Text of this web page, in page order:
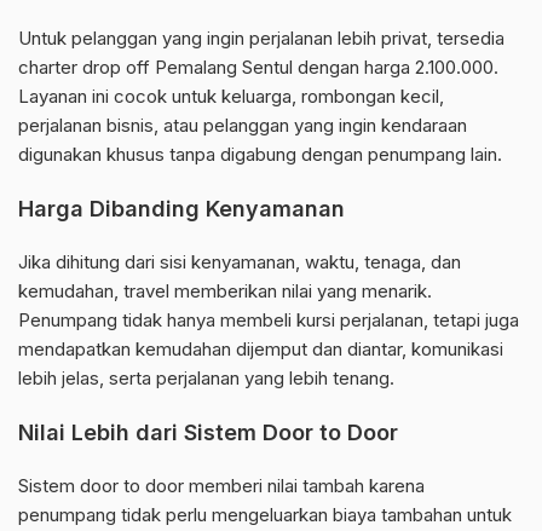
Untuk pelanggan yang ingin perjalanan lebih privat, tersedia
charter drop off Pemalang Sentul dengan harga 2.100.000.
Layanan ini cocok untuk keluarga, rombongan kecil,
perjalanan bisnis, atau pelanggan yang ingin kendaraan
digunakan khusus tanpa digabung dengan penumpang lain.
Harga Dibanding Kenyamanan
Jika dihitung dari sisi kenyamanan, waktu, tenaga, dan
kemudahan, travel memberikan nilai yang menarik.
Penumpang tidak hanya membeli kursi perjalanan, tetapi juga
mendapatkan kemudahan dijemput dan diantar, komunikasi
lebih jelas, serta perjalanan yang lebih tenang.
Nilai Lebih dari Sistem Door to Door
Sistem door to door memberi nilai tambah karena
penumpang tidak perlu mengeluarkan biaya tambahan untuk